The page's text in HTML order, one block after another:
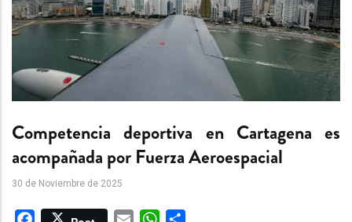
Competencia deportiva en Cartagena es
acompañada por Fuerza Aeroespacial
30 de Noviembre de 2025
Facebook Email WhatsApp